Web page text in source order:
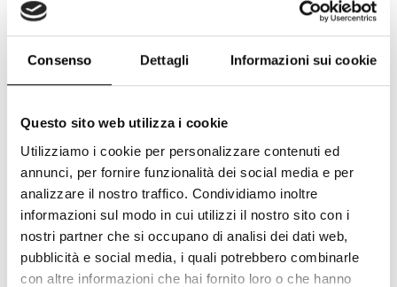
Consenso Dettagli Informazioni sui cookie
Questo sito web utilizza i cookie
Utilizziamo i cookie per personalizzare contenuti ed
annunci, per fornire funzionalità dei social media e per
analizzare il nostro traffico. Condividiamo inoltre
informazioni sul modo in cui utilizzi il nostro sito con i
nostri partner che si occupano di analisi dei dati web,
pubblicità e social media, i quali potrebbero combinarle
con altre informazioni che hai fornito loro o che hanno
Corsair
(7)
Cullmann
(1)
Dorr
Duracell
Elgato
Epson
(5)
Eyecam
(8)
Feiyutech
(3)